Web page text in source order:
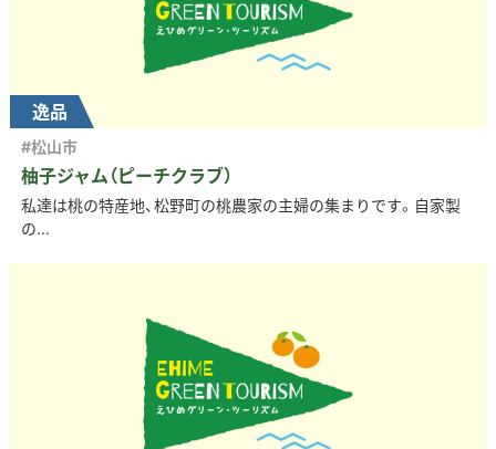
逸品
柚子ジャム（ピーチクラブ）
#松山市
私達は桃の特産地、松野町の桃農家の主婦の集まりです。自家製
の...